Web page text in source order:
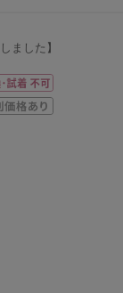
ンツショートガード
ました】